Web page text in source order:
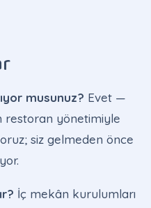
musunuz? Evet —
restoran yönetimiyle
siz gelmeden önce
İç mekân kurulumları